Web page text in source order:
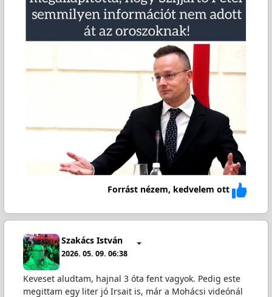
Forrást nézem, kedvelem ott
Szakács István
2026. 05. 09. 06:38
Keveset aludtam, hajnal 3 óta fent vagyok. Pedig este
megittam egy liter jó Irsait is, már a Mohácsi videónál